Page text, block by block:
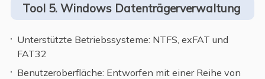
Tool 5. Windows Datenträgerverwaltung
Unterstützte Betriebssysteme: NTFS, exFAT und
FAT32
Benutzeroberfläche: Entworfen mit einer Reihe von